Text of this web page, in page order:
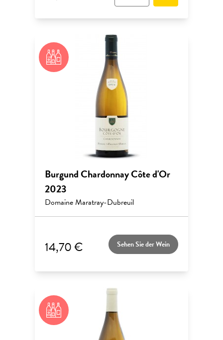
Burgund Chardonnay Côte d'Or
2023
Domaine Maratray-Dubreuil
14,70 € Sehen Sie der Wein